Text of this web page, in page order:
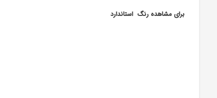
برای مشاهده رنگ استاندارد